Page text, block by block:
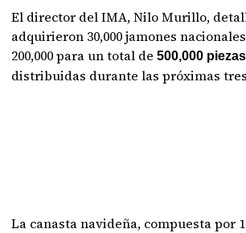
El director del IMA, Nilo Murillo,
adquirieron 30,000 jamones
200,000 para un total de500,000 piezas
distribuidas durante las próximas
La canasta navideña, compuesta por